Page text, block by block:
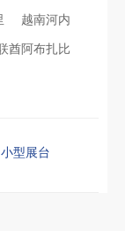
越南河内
酋阿布扎比
小型展台